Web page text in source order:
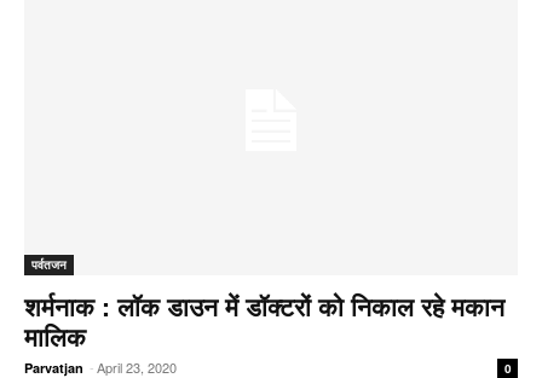
पर्वतजन
शर्मनाक : लॉक डाउन में डॉक्टरों को निकाल रहे मकान
मालिक
Parvatjan -April 23, 2020 0